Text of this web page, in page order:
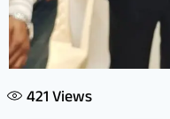
421Views